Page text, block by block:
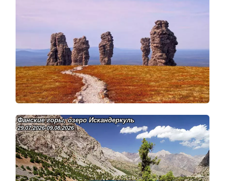
Фанские горы, озеро Искандеркуль
29.07.2026-09.08.2026